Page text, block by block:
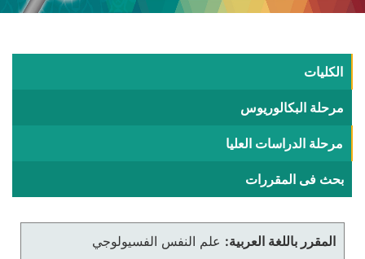
الكليات
مرحلة البكالوريوس
مرحلة الدراسات العليا
بحث فى المقررات
المقرر باللغة العربية: علم النفس الفسيولوجي